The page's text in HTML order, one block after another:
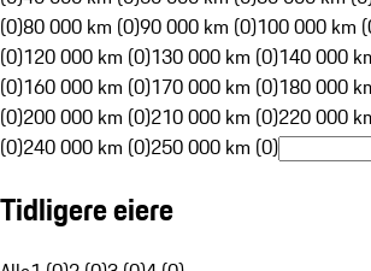
(0)80 000 km (0)90 000 km (0)100 000 km
(0)120 000 km (0)130 000 km (0)140 000
(0)160 000 km (0)170 000 km (0)180 000
(0)200 000 km (0)210 000 km (0)220 000
(0)240 000 km (0)250 000 km (0)
Tidligere eiere